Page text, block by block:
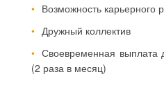
Возможность карьерного
Дружный коллектив
Своевременная выплата
(2 раза в месяц)